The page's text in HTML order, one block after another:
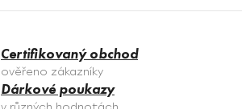
c
r
v
k
K
O
V
Á
Certifikovaný obchod
ověřeno zákazníky
Dárkové poukazy